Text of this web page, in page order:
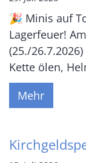
🎉 Minis auf
Lagerfeuer!
(25./
Kette ölen,
Mehr